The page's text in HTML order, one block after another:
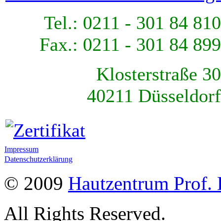
Tel.: 0211 - 301 84 810
Fax.: 0211 - 301 84 899
Klosterstraße 30
40211 Düsseldorf
Impressum
Datenschutzerklärung
© 2009 Hautzentrum Prof.
All Rights Reserved.